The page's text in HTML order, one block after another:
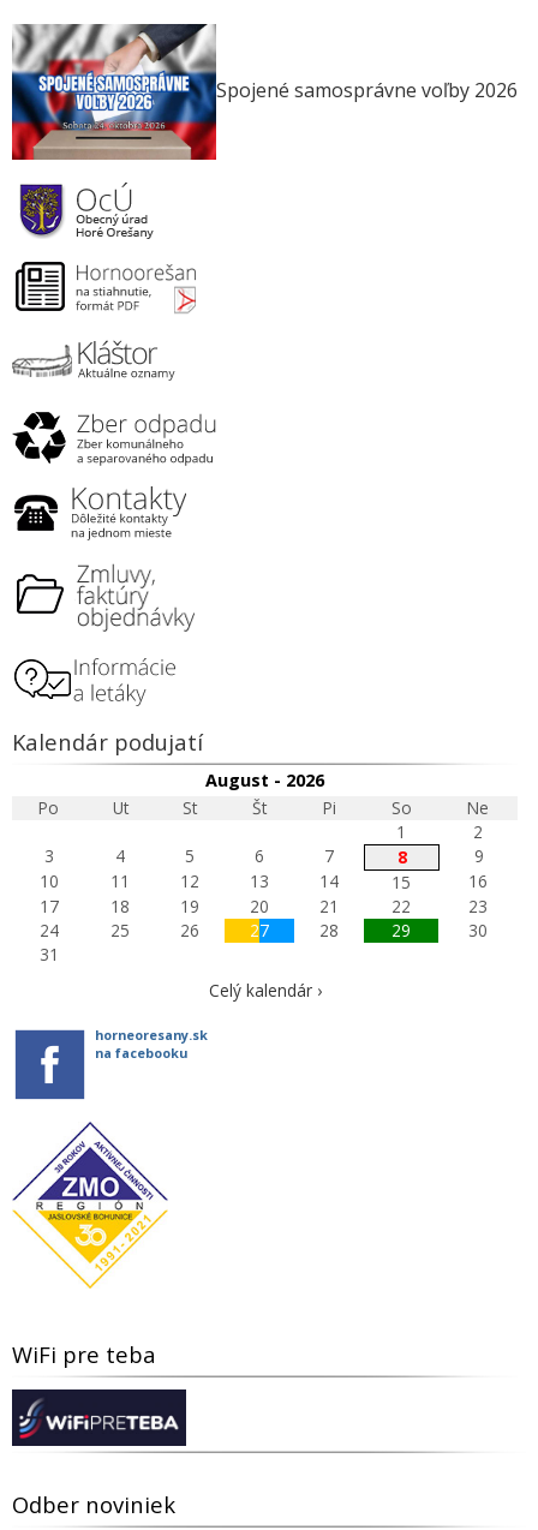
Spojené samosprávne voľby 2026
Kalendár podujatí
August - 2026
Po
Ut St Št Pi So
Ne
1
2
3
4 5 6 7 8
9
10
11 12 13 14 15
16
17
18 19 20 21 22
23
24
25 26 27 28 29
30
31
Celý kalendár ›
horneoresany.sk
na facebooku
WiFi pre teba
Odber noviniek